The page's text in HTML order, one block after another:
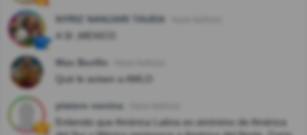
NYRIZ NANJARI TAUDA
A SI ,MEXICO
Max Burillo
Qué le avisen a AMLO
platero nenina
Entiendo que América Latina es sinónimo de América